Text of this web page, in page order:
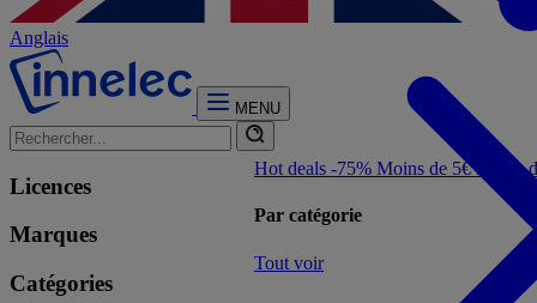
Anglais
MENU
Licences
Marques
Catégories
Hot deals -75% Moins de 5€Moins
Par catégorie
Tout voir